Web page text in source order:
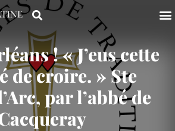
! « J’eus cette
de croire. » Ste
par l’abbé de